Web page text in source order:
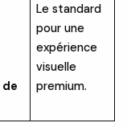
Le standard
pour une
expérience
visuelle
premium.